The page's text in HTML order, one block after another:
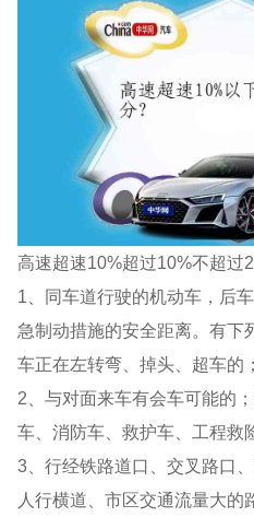
高速超速10%超过10%不超过
1、同车道行驶的机动车，后
急制动措施的安全距离。有下
车正在左转弯、掉头、超车的；
2、与对面来车有会车可能的
车、消防车、救护车、工程救
3、行经铁路道口、交叉路口
人行横道、市区交通流量大的